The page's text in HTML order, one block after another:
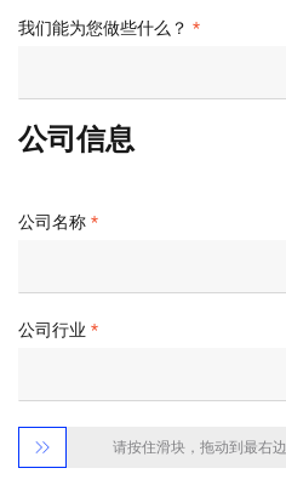
我们能为您做些什么？
公司信息
公司名称
公司行业
 请按住滑块，拖动到最右边